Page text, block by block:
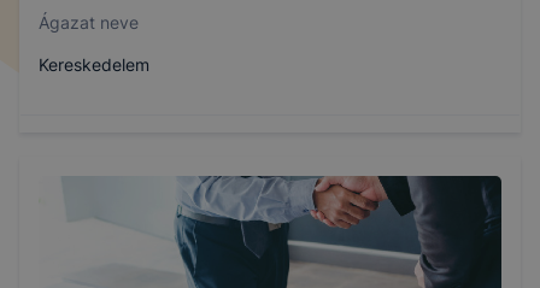
Ágazat neve
Kereskedelem
Képzés időtartama